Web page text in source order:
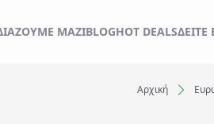
ΤΑΞΙΔΙ ΣΑΣ
ΜΑΖΊBLOGHOT DEALSΔΕΊΤΕ
Αρχική